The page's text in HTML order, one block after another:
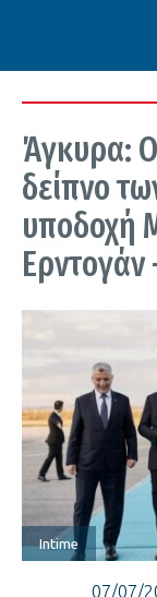
Άγκυρα:
δείπνο
υποδοχή
Ερντογάν
Intime
07/07/